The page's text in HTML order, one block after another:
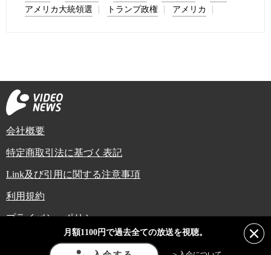
アメリカ大統領選
トランプ政権 アメリカ
会社概要
特定商取引法に基づく表記
Link及び引用に関する注意事項
利用規約
プライバシーポリシー
Copyright (C) Video News Network. All rights reserved.
ビデオニュースに記載している記事、写真及び動画などは日本の著作権法や国
月額1100円で過去全ての放送を視聴。